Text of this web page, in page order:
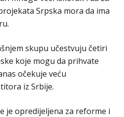
Srpska mora da ima
skupu učestvuju četiri
koje mogu da prihvate
očekuje veću
iz Srbije.
je opredijeljena za reforme i